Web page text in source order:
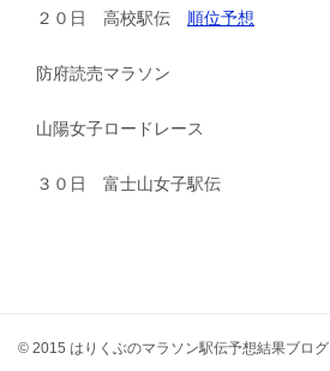
２０日 高校駅伝 順位予想
防府読売マラソン
山陽女子ロードレース
３０日 富士山女子駅伝
© 2015 はりくぶのマラソン駅伝予想結果ブログ